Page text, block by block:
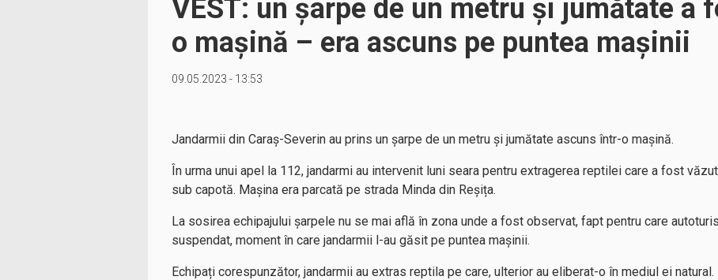
VEST: un șarpe de un metru și jumătate a
o mașină – era ascuns pe puntea mașinii
09.05.2023 - 13:53
Jandarmii din Caraș-Severin au prins un șarpe de un metru și jumătate ascuns într-o mașină.
În urma unui apel la 112, jandarmi au intervenit luni seara pentru extragerea reptilei care a fost
sub capotă. Mașina era parcată pe strada Minda din Reșița.
La sosirea echipajului șarpele nu se mai află în zona unde a fost observat, fapt pentru care
suspendat, moment în care jandarmii l-au găsit pe puntea mașinii.
Echipați corespunzător, jandarmii au extras reptila pe care, ulterior au eliberat-o în mediul ei natural.